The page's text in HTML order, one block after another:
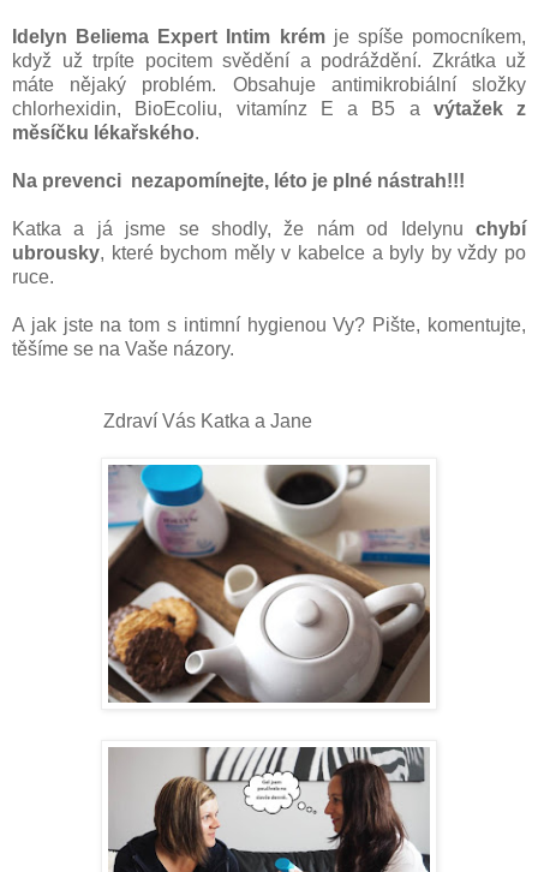
Idelyn Beliema Expert Intim krémje spíše pomocníkem,
když už trpíte pocitem svědění a podráždění. Zkrátka už
máte nějaký problém. Obsahuje antimikrobiální složky
chlorhexidin, BioEcoliu, vitamínz E a B5 a výtažek z
měsíčku lékařského.
Na prevenci nezapomínejte, léto je plné nástrah!!!
Katka a já jsme se shodly, že nám od Idelynu chybí
ubrousky, které bychom měly v kabelce a byly by vždy po
ruce.
A jak jste na tom s intimní hygienou Vy? Pište, komentujte,
těšíme se na Vaše názory.
Zdraví Vás Katka a Jane